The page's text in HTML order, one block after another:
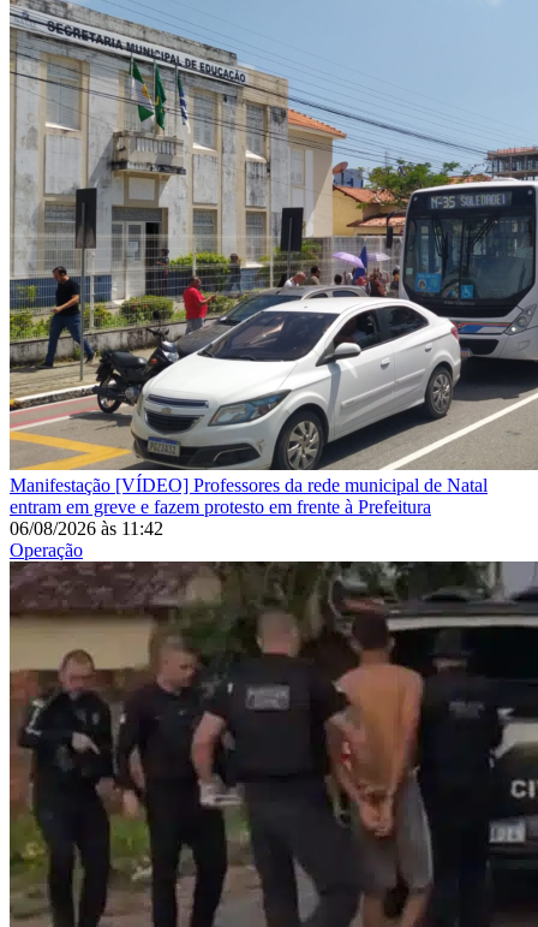
Manifestação [VÍDEO] Professores da rede municipal de Natal
entram em greve e fazem protesto em frente à Prefeitura
06/08/2026 às 11:42
Operação